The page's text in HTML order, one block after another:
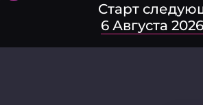
Старт
6 Августа